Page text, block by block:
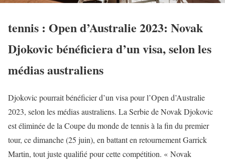
tennis : Open d’Australie 2023: Novak
Djokovic bénéficiera d’un visa, selon les
médias australiens
Djokovic pourrait bénéficier d’un visa pour l’Open d’Australie
2023, selon les médias australiens. La Serbie de Novak Djokovic
est éliminée de la Coupe du monde de tennis à la fin du premier
tour, ce dimanche (25 juin), en battant en retournement Garrick
Martin, tout juste qualifié pour cette compétition. « Novak